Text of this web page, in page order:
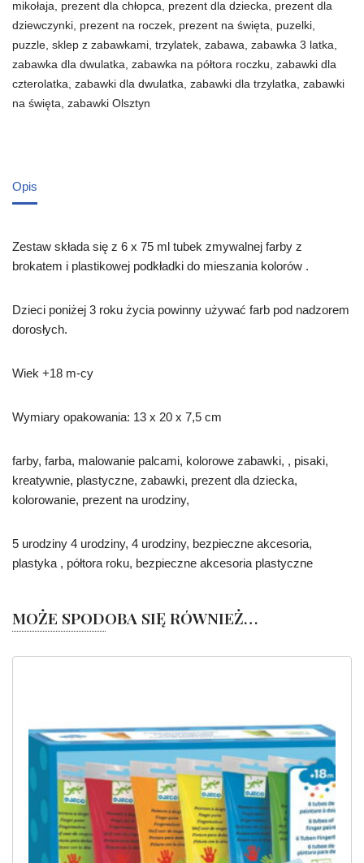
mikołaja, prezent dla chłopca, prezent dla dziecka, prezent dla
dziewczynki, prezent na roczek, prezent na święta, puzelki,
puzzle, sklep z zabawkami, trzylatek, zabawa, zabawka 3 latka,
zabawka dla dwulatka, zabawka na półtora roczku, zabawki dla
czterolatka, zabawki dla dwulatka, zabawki dla trzylatka, zabawki
na święta, zabawki Olsztyn
Opis
Zestaw składa się z 6 x 75 ml tubek zmywalnej farby z
brokatem i plastikowej podkładki do mieszania kolorów .
Dzieci poniżej 3 roku życia powinny używać farb pod nadzorem
dorosłych.
Wiek +18 m-cy
Wymiary opakowania: 13 x 20 x 7,5 cm
farby, farba, malowanie palcami, kolorowe zabawki, , pisaki,
kreatywnie, plastyczne, zabawki, prezent dla dziecka,
kolorowanie, prezent na urodziny,
5 urodziny 4 urodziny, 4 urodziny, bezpieczne akcesoria,
plastyka , półtora roku, bezpieczne akcesoria plastyczne
MOŻE SPODOBA SIĘ RÓWNIEŻ…